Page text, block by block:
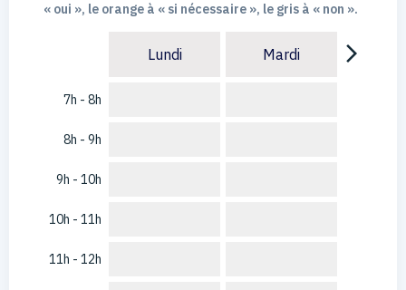
« oui », le orange à « si nécessaire », le gris à « non ».
7h - 8h
8h - 9h
9h - 10h
10h - 11h
11h - 12h
Lundi Mardi arrow_forward_ios